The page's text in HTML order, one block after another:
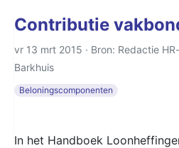
Contributie
vr 13 mrt 2015 · Bron: Redactie
Barkhuis
Beloningscomponenten
In het Handboek